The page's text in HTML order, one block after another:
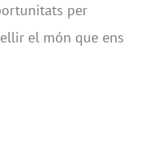
per
el món que ens